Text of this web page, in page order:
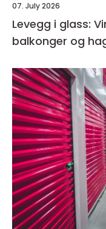
07. July 2026
Levegg i glass:
balkonger og